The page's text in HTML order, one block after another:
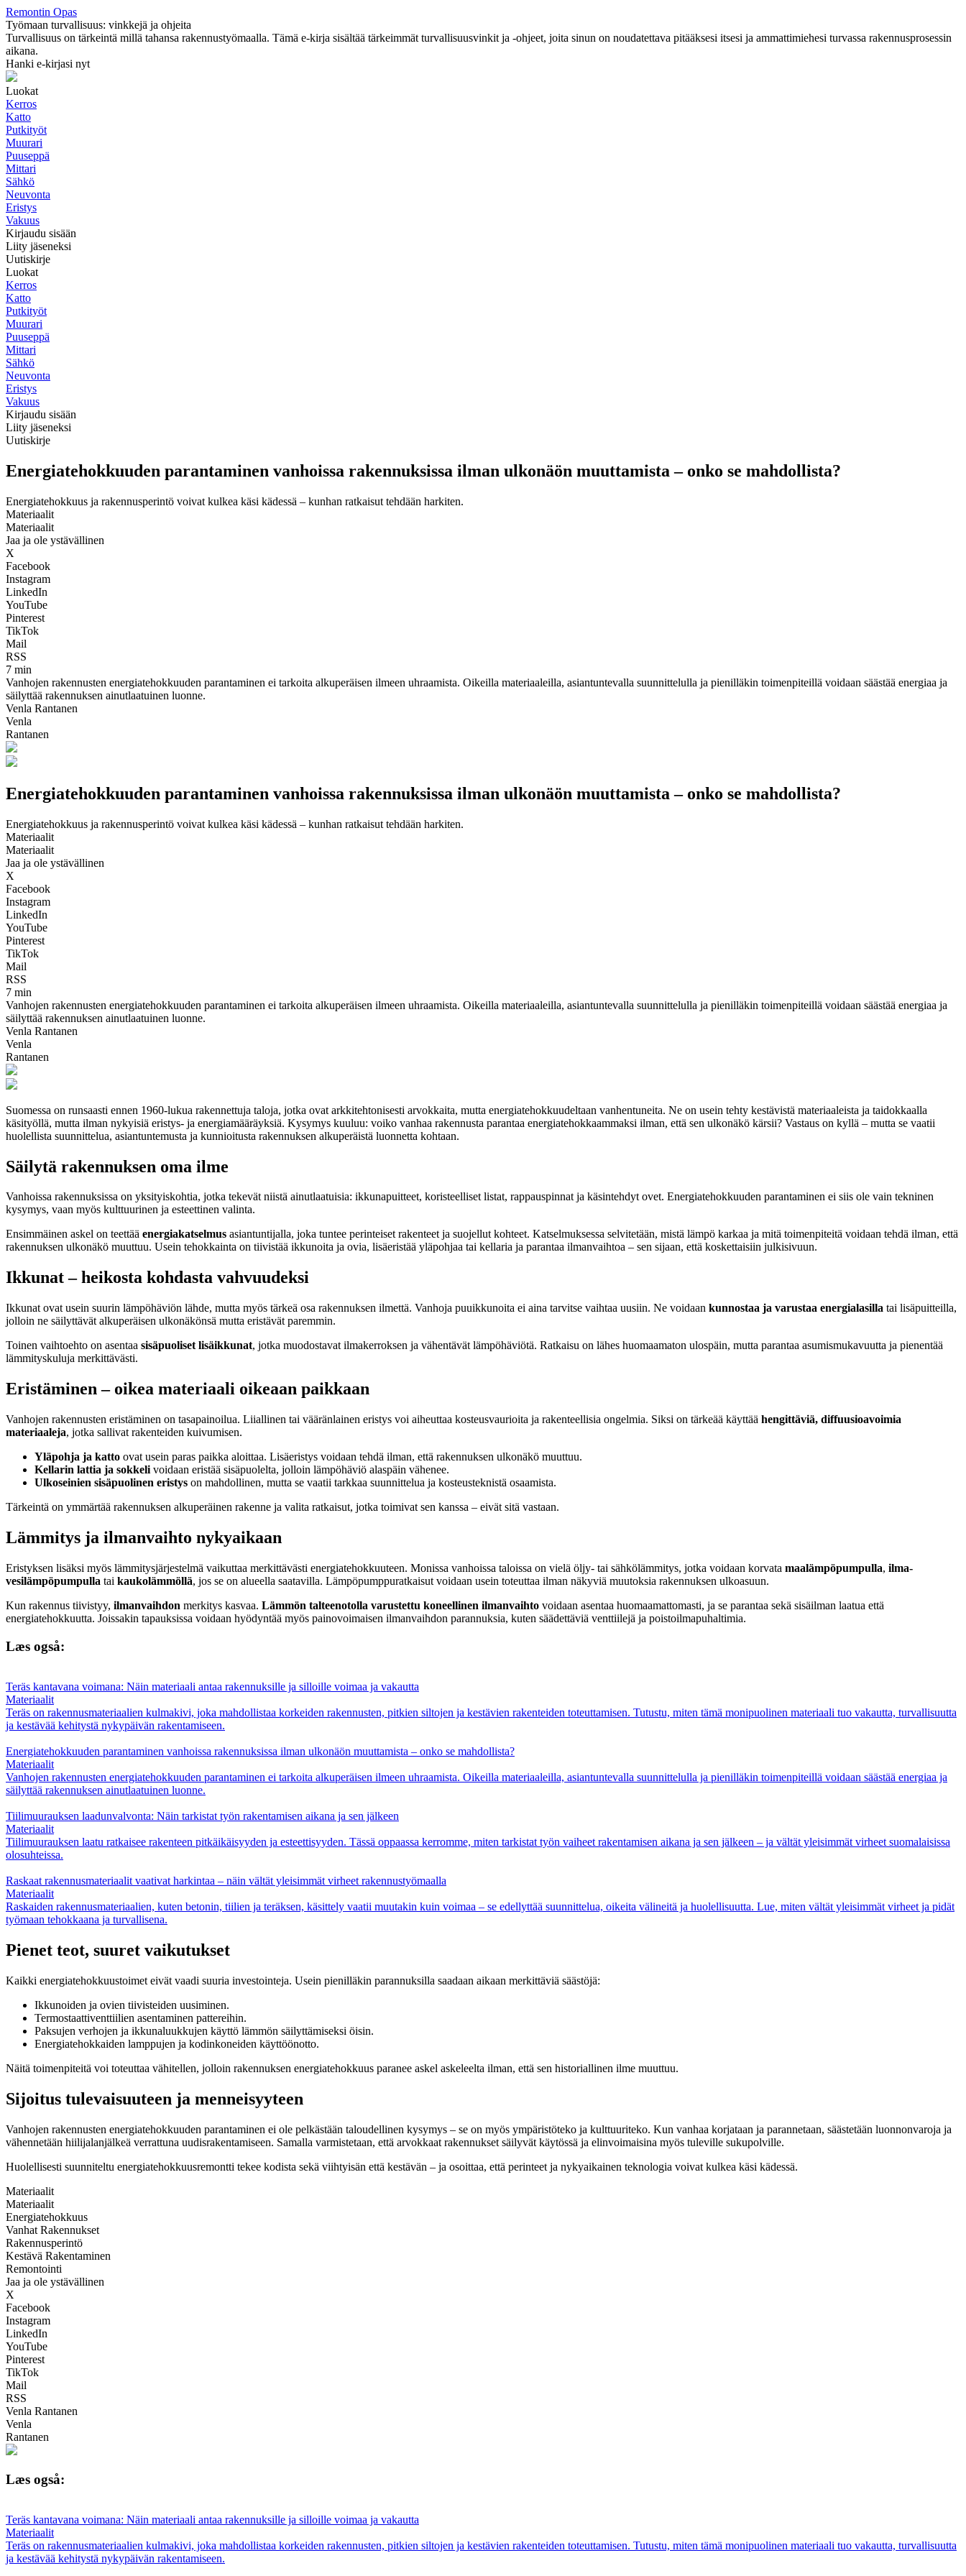
Remontin Opas
Työmaan turvallisuus: vinkkejä ja ohjeita
Turvallisuus on tärkeintä millä tahansa rakennustyömaalla. Tämä e-kirja sisältää tärkeimmät turvallisuusvinkit ja -ohjeet, joita sinun on noudatettava pitääksesi itsesi ja ammattimiehesi turvassa rakennusprosessin
aikana.
Hanki e-kirjasi nyt
Luokat
Kerros
Katto
Putkityöt
Muurari
Puuseppä
Mittari
Sähkö
Neuvonta
Eristys
Vakuus
Kirjaudu sisään
Liity jäseneksi
Uutiskirje
Luokat
Kerros
Katto
Putkityöt
Muurari
Puuseppä
Mittari
Sähkö
Neuvonta
Eristys
Vakuus
Kirjaudu sisään
Liity jäseneksi
Uutiskirje
Energiatehokkuuden parantaminen vanhoissa rakennuksissa ilman ulkonäön muuttamista – onko se mahdollista?
Energiatehokkuus ja rakennusperintö voivat kulkea käsi kädessä – kunhan ratkaisut tehdään harkiten.
Materiaalit
Materiaalit
Jaa ja ole ystävällinen
X
Facebook
Instagram
LinkedIn
YouTube
Pinterest
TikTok
Mail
RSS
7 min
Vanhojen rakennusten energiatehokkuuden parantaminen ei tarkoita alkuperäisen ilmeen uhraamista. Oikeilla materiaaleilla, asiantuntevalla suunnittelulla ja pienilläkin toimenpiteillä voidaan säästää energiaa ja
säilyttää rakennuksen ainutlaatuinen luonne.
Venla Rantanen
Venla
Rantanen
Energiatehokkuuden parantaminen vanhoissa rakennuksissa ilman ulkonäön muuttamista – onko se mahdollista?
Energiatehokkuus ja rakennusperintö voivat kulkea käsi kädessä – kunhan ratkaisut tehdään harkiten.
Materiaalit
Materiaalit
Jaa ja ole ystävällinen
X
Facebook
Instagram
LinkedIn
YouTube
Pinterest
TikTok
Mail
RSS
7 min
Vanhojen rakennusten energiatehokkuuden parantaminen ei tarkoita alkuperäisen ilmeen uhraamista. Oikeilla materiaaleilla, asiantuntevalla suunnittelulla ja pienilläkin toimenpiteillä voidaan säästää energiaa ja
säilyttää rakennuksen ainutlaatuinen luonne.
Venla Rantanen
Venla
Rantanen
Suomessa on runsaasti ennen 1960-lukua rakennettuja taloja, jotka ovat arkkitehtonisesti arvokkaita, mutta energiatehokkuudeltaan vanhentuneita. Ne on usein tehty kestävistä materiaaleista ja taidokkaalla
käsityöllä, mutta ilman nykyisiä eristys- ja energiamääräyksiä. Kysymys kuuluu: voiko vanhaa rakennusta parantaa energiatehokkaammaksi ilman, että sen ulkonäkö kärsii? Vastaus on kyllä – mutta se vaatii
huolellista suunnittelua, asiantuntemusta ja kunnioitusta rakennuksen alkuperäistä luonnetta kohtaan.
Säilytä rakennuksen oma ilme
Vanhoissa rakennuksissa on yksityiskohtia, jotka tekevät niistä ainutlaatuisia: ikkunapuitteet, koristeelliset listat, rappauspinnat ja käsintehdyt ovet. Energiatehokkuuden parantaminen ei siis ole vain tekninen
kysymys, vaan myös kulttuurinen ja esteettinen valinta.
Ensimmäinen askel on teettää energiakatselmus asiantuntijalla, joka tuntee perinteiset rakenteet ja suojellut kohteet. Katselmuksessa selvitetään, mistä lämpö karkaa ja mitä toimenpiteitä voidaan tehdä ilman, että
rakennuksen ulkonäkö muuttuu. Usein tehokkainta on tiivistää ikkunoita ja ovia, lisäeristää yläpohjaa tai kellaria ja parantaa ilmanvaihtoa – sen sijaan, että koskettaisiin julkisivuun.
Ikkunat – heikosta kohdasta vahvuudeksi
Ikkunat ovat usein suurin lämpöhäviön lähde, mutta myös tärkeä osa rakennuksen ilmettä. Vanhoja puuikkunoita ei aina tarvitse vaihtaa uusiin. Ne voidaan kunnostaa ja varustaa energialasilla tai lisäpuitteilla,
jolloin ne säilyttävät alkuperäisen ulkonäkönsä mutta eristävät paremmin.
Toinen vaihtoehto on asentaa sisäpuoliset lisäikkunat, jotka muodostavat ilmakerroksen ja vähentävät lämpöhäviötä. Ratkaisu on lähes huomaamaton ulospäin, mutta parantaa asumismukavuutta ja pienentää
lämmityskuluja merkittävästi.
Eristäminen – oikea materiaali oikeaan paikkaan
Vanhojen rakennusten eristäminen on tasapainoilua. Liiallinen tai vääränlainen eristys voi aiheuttaa kosteusvaurioita ja rakenteellisia ongelmia. Siksi on tärkeää käyttää hengittäviä, diffuusioavoimia
materiaaleja, jotka sallivat rakenteiden kuivumisen.
Yläpohja ja katto ovat usein paras paikka aloittaa. Lisäeristys voidaan tehdä ilman, että rakennuksen ulkonäkö muuttuu.
Kellarin lattia ja sokkeli voidaan eristää sisäpuolelta, jolloin lämpöhäviö alaspäin vähenee.
Ulkoseinien sisäpuolinen eristys on mahdollinen, mutta se vaatii tarkkaa suunnittelua ja kosteusteknistä osaamista.
Tärkeintä on ymmärtää rakennuksen alkuperäinen rakenne ja valita ratkaisut, jotka toimivat sen kanssa – eivät sitä vastaan.
Lämmitys ja ilmanvaihto nykyaikaan
Eristyksen lisäksi myös lämmitysjärjestelmä vaikuttaa merkittävästi energiatehokkuuteen. Monissa vanhoissa taloissa on vielä öljy- tai sähkölämmitys, jotka voidaan korvata maalämpöpumpulla, ilma-
vesilämpöpumpulla tai kaukolämmöllä, jos se on alueella saatavilla. Lämpöpumppuratkaisut voidaan usein toteuttaa ilman näkyviä muutoksia rakennuksen ulkoasuun.
Kun rakennus tiivistyy, ilmanvaihdon merkitys kasvaa. Lämmön talteenotolla varustettu koneellinen ilmanvaihto voidaan asentaa huomaamattomasti, ja se parantaa sekä sisäilman laatua että
energiatehokkuutta. Joissakin tapauksissa voidaan hyödyntää myös painovoimaisen ilmanvaihdon parannuksia, kuten säädettäviä venttiilejä ja poistoilmapuhaltimia.
Læs også:
Teräs kantavana voimana: Näin materiaali antaa rakennuksille ja silloille voimaa ja vakautta
Materiaalit
Teräs on rakennusmateriaalien kulmakivi, joka mahdollistaa korkeiden rakennusten, pitkien siltojen ja kestävien rakenteiden toteuttamisen. Tutustu, miten tämä monipuolinen materiaali tuo vakautta, turvallisuutta
ja kestävää kehitystä nykypäivän rakentamiseen.
Energiatehokkuuden parantaminen vanhoissa rakennuksissa ilman ulkonäön muuttamista – onko se mahdollista?
Materiaalit
Vanhojen rakennusten energiatehokkuuden parantaminen ei tarkoita alkuperäisen ilmeen uhraamista. Oikeilla materiaaleilla, asiantuntevalla suunnittelulla ja pienilläkin toimenpiteillä voidaan säästää energiaa ja
säilyttää rakennuksen ainutlaatuinen luonne.
Tiilimuurauksen laadunvalvonta: Näin tarkistat työn rakentamisen aikana ja sen jälkeen
Materiaalit
Tiilimuurauksen laatu ratkaisee rakenteen pitkäikäisyyden ja esteettisyyden. Tässä oppaassa kerromme, miten tarkistat työn vaiheet rakentamisen aikana ja sen jälkeen – ja vältät yleisimmät virheet suomalaisissa
olosuhteissa.
Raskaat rakennusmateriaalit vaativat harkintaa – näin vältät yleisimmät virheet rakennustyömaalla
Materiaalit
Raskaiden rakennusmateriaalien, kuten betonin, tiilien ja teräksen, käsittely vaatii muutakin kuin voimaa – se edellyttää suunnittelua, oikeita välineitä ja huolellisuutta. Lue, miten vältät yleisimmät virheet ja pidät
työmaan tehokkaana ja turvallisena.
Pienet teot, suuret vaikutukset
Kaikki energiatehokkuustoimet eivät vaadi suuria investointeja. Usein pienilläkin parannuksilla saadaan aikaan merkittäviä säästöjä:
Ikkunoiden ja ovien tiivisteiden uusiminen.
Termostaattiventtiilien asentaminen pattereihin.
Paksujen verhojen ja ikkunaluukkujen käyttö lämmön säilyttämiseksi öisin.
Energiatehokkaiden lamppujen ja kodinkoneiden käyttöönotto.
Näitä toimenpiteitä voi toteuttaa vähitellen, jolloin rakennuksen energiatehokkuus paranee askel askeleelta ilman, että sen historiallinen ilme muuttuu.
Sijoitus tulevaisuuteen ja menneisyyteen
Vanhojen rakennusten energiatehokkuuden parantaminen ei ole pelkästään taloudellinen kysymys – se on myös ympäristöteko ja kulttuuriteko. Kun vanhaa korjataan ja parannetaan, säästetään luonnonvaroja ja
vähennetään hiilijalanjälkeä verrattuna uudisrakentamiseen. Samalla varmistetaan, että arvokkaat rakennukset säilyvät käytössä ja elinvoimaisina myös tuleville sukupolville.
Huolellisesti suunniteltu energiatehokkuusremontti tekee kodista sekä viihtyisän että kestävän – ja osoittaa, että perinteet ja nykyaikainen teknologia voivat kulkea käsi kädessä.
Materiaalit
Materiaalit
Energiatehokkuus
Vanhat Rakennukset
Rakennusperintö
Kestävä Rakentaminen
Remontointi
Jaa ja ole ystävällinen
X
Facebook
Instagram
LinkedIn
YouTube
Pinterest
TikTok
Mail
RSS
Venla Rantanen
Venla
Rantanen
Læs også:
Teräs kantavana voimana: Näin materiaali antaa rakennuksille ja silloille voimaa ja vakautta
Materiaalit
Teräs on rakennusmateriaalien kulmakivi, joka mahdollistaa korkeiden rakennusten, pitkien siltojen ja kestävien rakenteiden toteuttamisen. Tutustu, miten tämä monipuolinen materiaali tuo vakautta, turvallisuutta
ja kestävää kehitystä nykypäivän rakentamiseen.